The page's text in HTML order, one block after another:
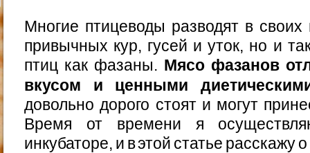
Многие птицеводы разводят в своих
привычных кур, гусей и уток, но и
птиц как фазаны. Мясо фазанов
вкусом и ценными
довольно дорого стоят и могут
Время от времени я
инкубаторе, и в этой статье расскажу